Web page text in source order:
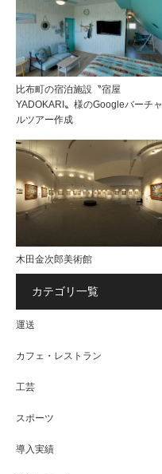
比布町の宿泊施設〝宿屋
YADOKARI〟様のGoogleバーチャ
ルツアー作成
木田金次郎美術館
カテゴリ一覧
運送
カフェ・レストラン
工芸
スポーツ
導入実績